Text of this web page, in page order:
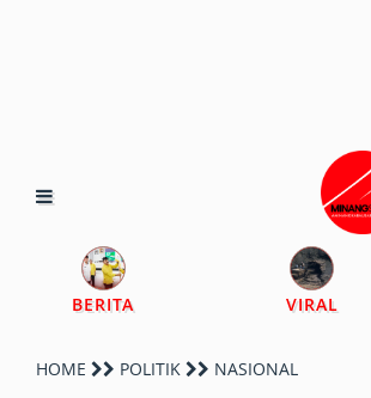
BERITA VIRAL
HOME POLITIK NASIONAL